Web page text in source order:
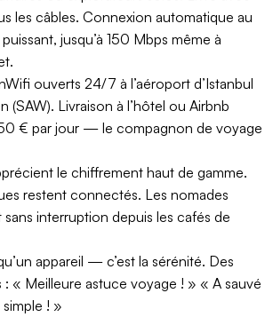
les câbles. Connexion automatique au
jusqu’à 150 Mbps même à
ouverts 24/7 à l’aéroport d’Istanbul
(SAW). Livraison à l’hôtel ou Airbnb
€ par jour — le compagnon de voyage
le chiffrement haut de gamme.
restent connectés. Les nomades
interruption depuis les cafés de
appareil — c’est la sérénité. Des
: « Meilleure astuce voyage ! » « A sauvé
! »